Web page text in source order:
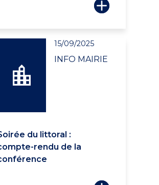
15/09/2025
INFO MAIRIE
du littoral :
rendu de la